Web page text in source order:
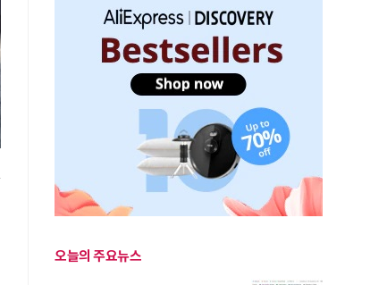
오늘의 주요뉴스